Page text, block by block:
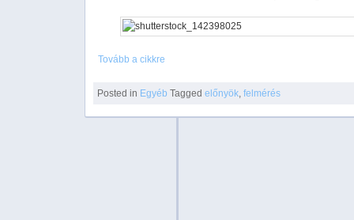
Tovább a cikkre
Posted in Egyéb Tagged előnyök,felmérés